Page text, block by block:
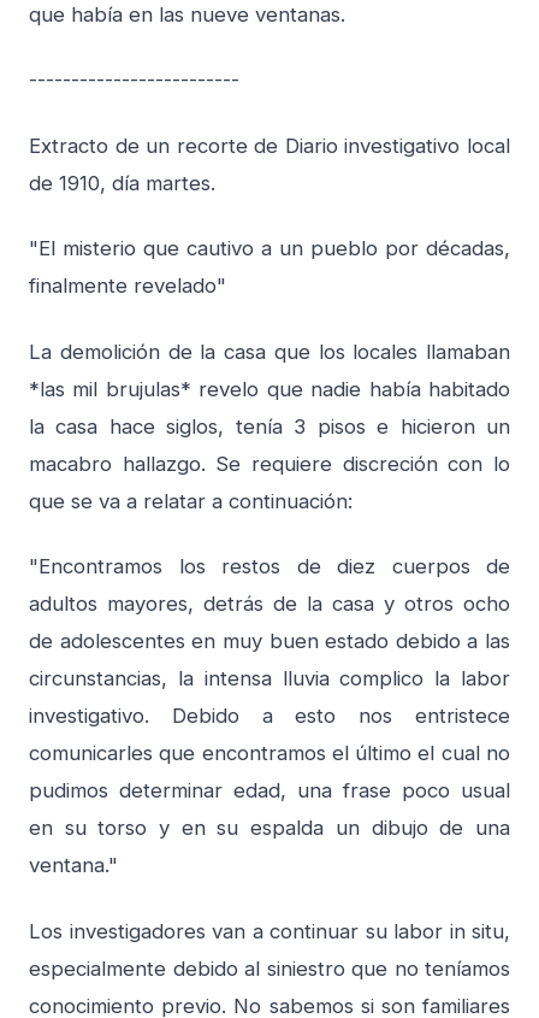
que había en las nueve ventanas.
-------------------------
Extracto de un recorte de Diario investigativo local
de 1910, día martes.
"El misterio que cautivo a un pueblo por décadas,
finalmente revelado"
La demolición de la casa que los locales llamaban
*las mil brujulas* revelo que nadie había habitado
la casa hace siglos, tenía 3 pisos e hicieron un
macabro hallazgo. Se requiere discreción con lo
que se va a relatar a continuación:
"Encontramos los restos de diez cuerpos de
adultos mayores, detrás de la casa y otros ocho
de adolescentes en muy buen estado debido a las
circunstancias, la intensa lluvia complico la labor
investigativo. Debido a esto nos entristece
comunicarles que encontramos el último el cual no
pudimos determinar edad, una frase poco usual
en su torso y en su espalda un dibujo de una
ventana."
Los investigadores van a continuar su labor in situ,
especialmente debido al siniestro que no teníamos
conocimiento previo. No sabemos si son familiares